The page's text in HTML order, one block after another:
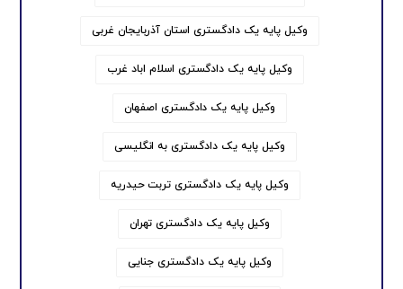
وکیل پایه یک دادگستری استان آذربایجان غربی
وکیل پایه یک دادگستری اسلام اباد غرب
وکیل پایه یک دادگستری اصفهان
وکیل پایه یک دادگستری به انگلیسی
وکیل پایه یک دادگستری تربت حیدریه
وکیل پایه یک دادگستری تهران
وکیل پایه یک دادگستری جنایی